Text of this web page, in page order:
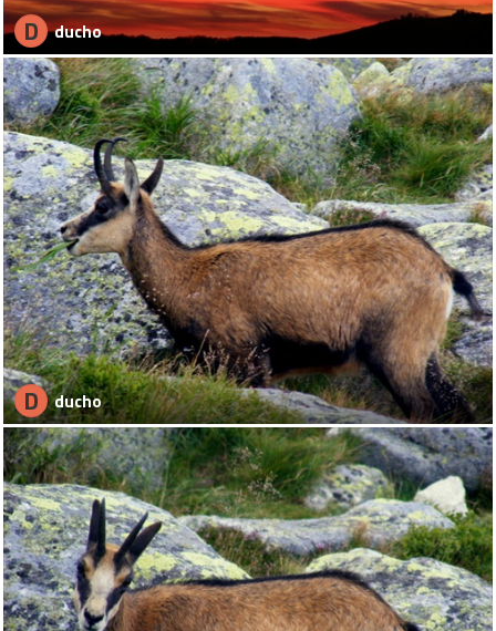
D ducho
D ducho